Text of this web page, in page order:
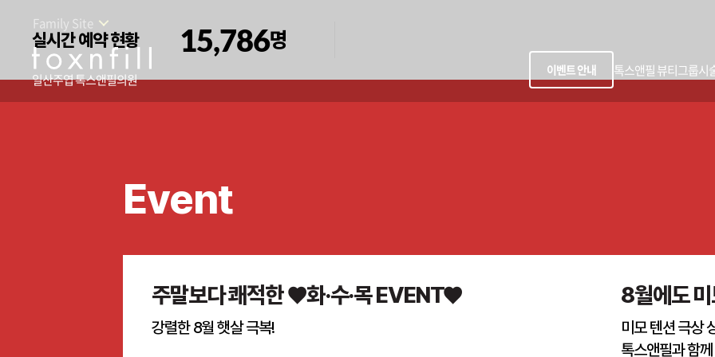
Family Site
일산주엽 톡스앤필의원
이벤트 안내 톡스앤필 뷰티그룹시
실시간 예약 현황 15,786명
Event
주말보다 쾌적한 ♥화·수·목 EVENT♥
강렬한 8월 햇살 극복!
8월에도
미모 텐션 극상
톡스앤필과 함